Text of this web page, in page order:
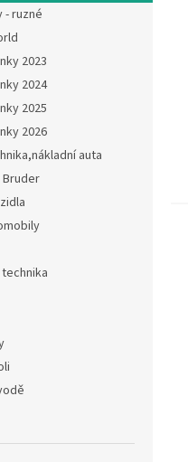
- ruzné
2023
2024
2025
2026
auta
Bruder